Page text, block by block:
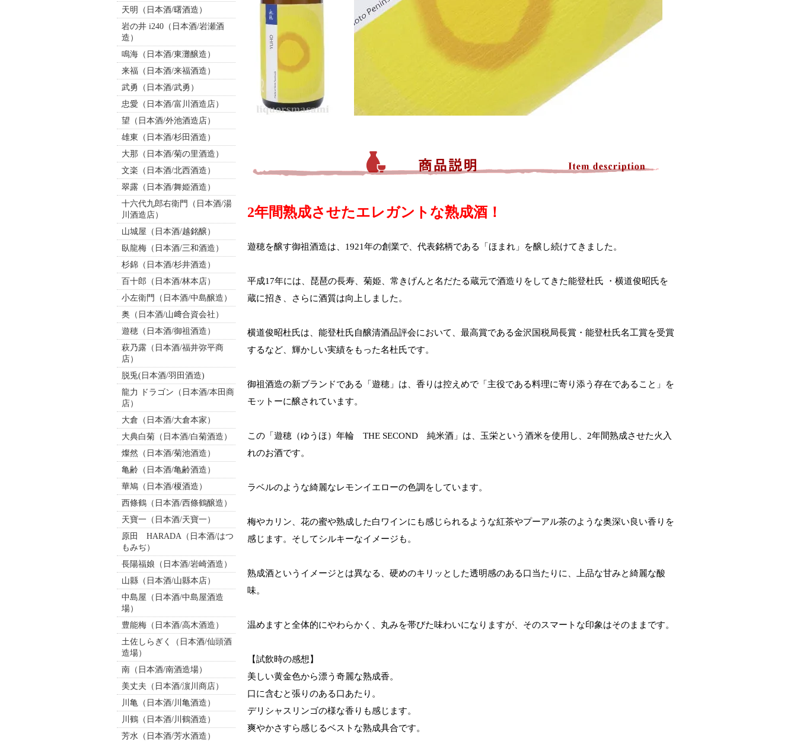
天明（日本酒/曙酒造）
岩の井 i240（日本酒/岩瀬酒
造）
鳴海（日本酒/東灘醸造）
来福（日本酒/来福酒造）
武勇（日本酒/武勇）
忠愛（日本酒/富川酒造店）
望（日本酒/外池酒造店）
雄東（日本酒/杉田酒造）
大那（日本酒/菊の里酒造）
文楽（日本酒/北西酒造）
翠露（日本酒/舞姫酒造）
十六代九郎右衛門（日本酒/湯
川酒造店）
山城屋（日本酒/越銘醸）
臥龍梅（日本酒/三和酒造）
杉錦（日本酒/杉井酒造）
百十郎（日本酒/林本店）
小左衛門（日本酒/中島醸造）
奥（日本酒/山﨑合資会社）
遊穂（日本酒/御祖酒造）
萩乃露（日本酒/福井弥平商
店）
脱兎(日本酒/羽田酒造)
龍力 ドラゴン（日本酒/本田商
店）
大倉（日本酒/大倉本家）
大典白菊（日本酒/白菊酒造）
燦然（日本酒/菊池酒造）
亀齢（日本酒/亀齢酒造）
華鳩（日本酒/榎酒造）
西條鶴（日本酒/西條鶴醸造）
天寶一（日本酒/天寶一）
原田 HARADA（日本酒/はつ
もみぢ）
長陽福娘（日本酒/岩崎酒造）
山縣（日本酒/山縣本店）
中島屋（日本酒/中島屋酒造
場）
豊能梅（日本酒/高木酒造）
土佐しらぎく（日本酒/仙頭酒
造場）
南（日本酒/南酒造場）
美丈夫（日本酒/濵川商店）
川亀（日本酒/川亀酒造）
川鶴（日本酒/川鶴酒造）
芳水（日本酒/芳水酒造）
2年間熟成させたエレガントな熟成酒！
遊穂を醸す御祖酒造は、1921年の創業で、代表銘柄である「ほまれ」を醸し続けてきました。
平成17年には、琵琶の長寿、菊姫、常きげんと名だたる蔵元で酒造りをしてきた能登杜氏 ・横道俊昭氏を
蔵に招き、さらに酒質は向上しました。
横道俊昭杜氏は、能登杜氏自醸清酒品評会において、最高賞である金沢国税局長賞・能登杜氏名工賞を受賞
するなど、輝かしい実績をもった名杜氏です。
御祖酒造の新ブランドである「遊穂」は、香りは控えめで「主役である料理に寄り添う存在であること」を
モットーに醸されています。
この「遊穂（ゆうほ）年輪 THE SECOND 純米酒」は、玉栄という酒米を使用し、2年間熟成させた火入
れのお酒です。
ラベルのような綺麗なレモンイエローの色調をしています。
梅やカリン、花の蜜や熟成した白ワインにも感じられるような紅茶やプーアル茶のような奥深い良い香りを
感じます。そしてシルキーなイメージも。
熟成酒というイメージとは異なる、硬めのキリッとした透明感のある口当たりに、上品な甘みと綺麗な酸
味。
温めますと全体的にやわらかく、丸みを帯びた味わいになりますが、そのスマートな印象はそのままです。
【試飲時の感想】
美しい黄金色から漂う奇麗な熟成香。
口に含むと張りのある口あたり。
デリシャスリンゴの様な香りも感じます。
爽やかさすら感じるベストな熟成具合です。